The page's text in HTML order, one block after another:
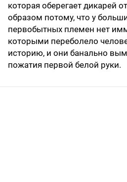
которая оберегает дикарей
образом потому, что у
первобытных племен нет
которыми переболело
историю, и они банально
пожатия первой белой руки.